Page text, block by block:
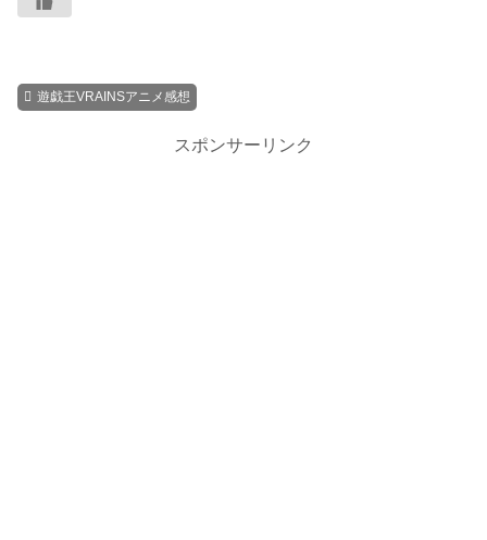
遊戯王VRAINSアニメ感想
スポンサーリンク